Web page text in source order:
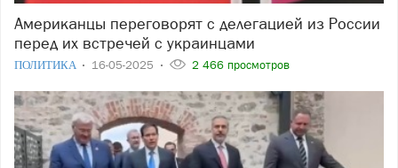
Американцы переговорят с делегацией из России
перед их встречей с украинцами
ПОЛИТИКА 16-05-2025 2 466 просмотров